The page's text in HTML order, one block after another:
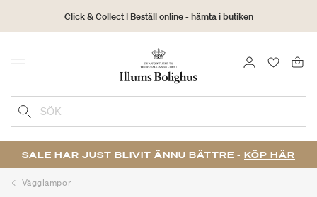
Click & Collect | Beställ online - hämta i butiken
30 dagars returrätt
Menu LOGGA IN
SÖK
SALE HAR JUST BLIVIT ÄNNU BÄTTRE - KÖP HÄR
Vägglampor